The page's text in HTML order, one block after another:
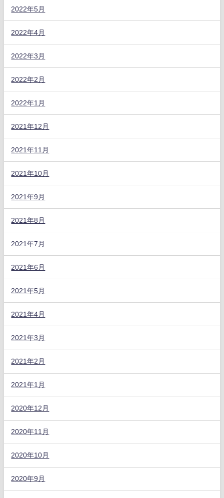
2022年5月
2022年4月
2022年3月
2022年2月
2022年1月
2021年12月
2021年11月
2021年10月
2021年9月
2021年8月
2021年7月
2021年6月
2021年5月
2021年4月
2021年3月
2021年2月
2021年1月
2020年12月
2020年11月
2020年10月
2020年9月